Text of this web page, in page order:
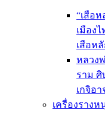
“เสือ
เมือง
เสือห
หลวง
ราม ศิ
เกจิอ
เครื่องรางห